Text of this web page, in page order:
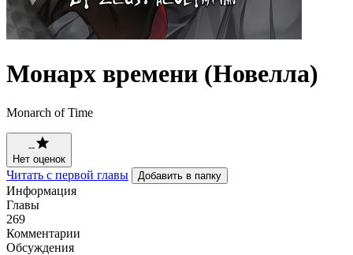
Монарх времени (Новелла)
Monarch of Time
--
Нет оценок
Читать с первой главы Добавить в папку
Информация
Главы
269
Комментарии
Обсуждения